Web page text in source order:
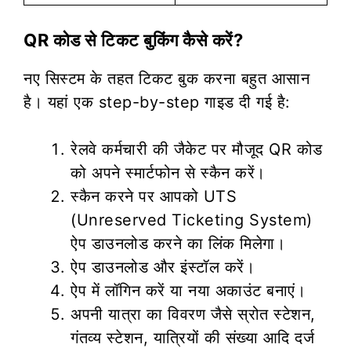
QR कोड से टिकट बुकिंग कैसे करें?
नए सिस्टम के तहत टिकट बुक करना बहुत आसान
है। यहां एक step-by-step गाइड दी गई है:
रेलवे कर्मचारी की जैकेट पर मौजूद QR कोड
को अपने स्मार्टफोन से स्कैन करें।
स्कैन करने पर आपको UTS
(Unreserved Ticketing System)
ऐप डाउनलोड करने का लिंक मिलेगा।
ऐप डाउनलोड और इंस्टॉल करें।
ऐप में लॉगिन करें या नया अकाउंट बनाएं।
अपनी यात्रा का विवरण जैसे स्रोत स्टेशन,
गंतव्य स्टेशन, यात्रियों की संख्या आदि दर्ज